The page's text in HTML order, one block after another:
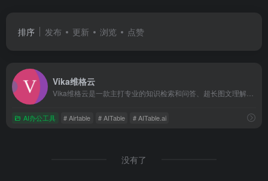
排序 发布 更新 浏览 点赞
Vika维格云
AI办公工具 # Airtable # AITable # AITable.ai
没有了